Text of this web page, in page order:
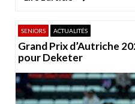
SENIORS ACTUALITÉS
Grand Prix d’Autriche
pour Deketer